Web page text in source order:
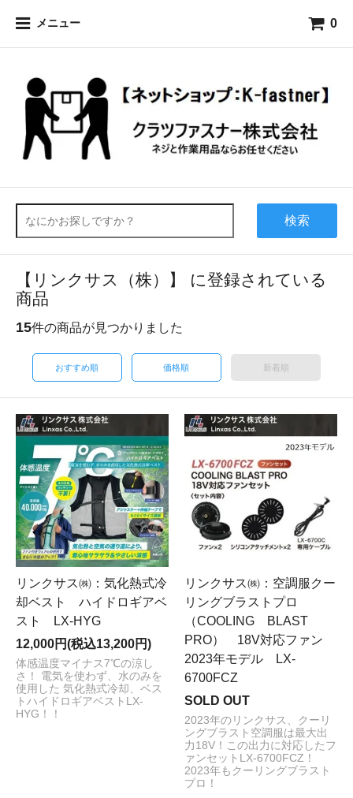
メニュー 0
検索
【リンクサス（株）】 に登録されている
商品
15件の商品が見つかりました
おすすめ順 価格順 新着順
リンクサス㈱：気化熱式冷
却ベスト ハイドロギアベ
スト LX-HYG
12,000円(税込13,200円)
体感温度マイナス7℃の涼し
さ！ 電気を使わず、水のみを
使用した 気化熱式冷却、ベス
トハイドロギアベストLX-
HYG！！
リンクサス㈱：空調服クー
リングブラストプロ
（COOLING BLAST
PRO） 18V対応ファン
2023年モデル LX-
6700FCZ
SOLD OUT
2023年のリンクサス、クーリ
ングブラスト空調服は最大出
力18V！この出力に対応したフ
ァンセットLX-6700FCZ！
2023年もクーリングブラスト
プロ！